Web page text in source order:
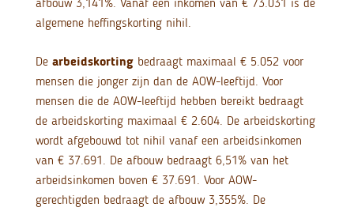
afbouw 3,141%. Vanaf een inkomen van € 73.031 is de
algemene heffingskorting nihil.
De arbeidskortingbedraagt maximaal € 5.052 voor
mensen die jonger zijn dan de AOW-leeftijd. Voor
mensen die de AOW-leeftijd hebben bereikt bedraagt
de arbeidskorting maximaal € 2.604. De arbeidskorting
wordt afgebouwd tot nihil vanaf een arbeidsinkomen
van € 37.691. De afbouw bedraagt 6,51% van het
arbeidsinkomen boven € 37.691. Voor AOW-
gerechtigden bedraagt de afbouw 3,355%. De